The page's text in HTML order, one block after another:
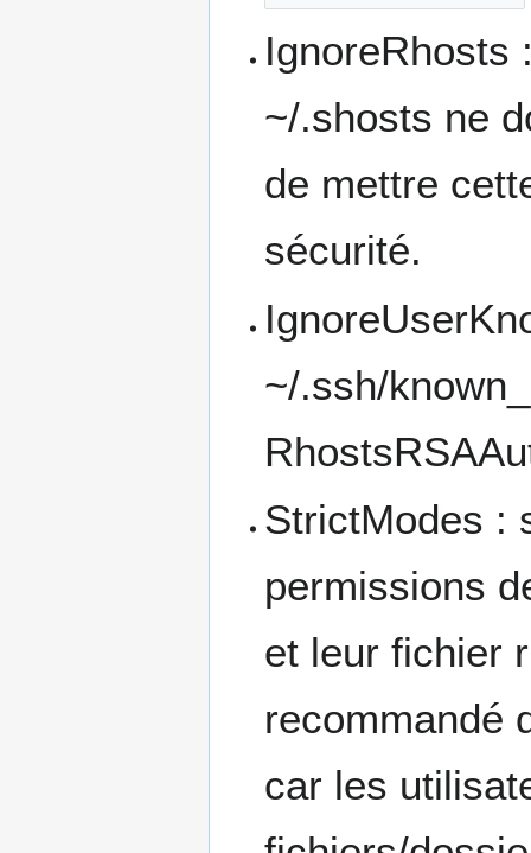
IgnoreRhosts
~/.shosts ne
de mettre
sécurité.
~/.ssh/
StrictModes :
permissions
et leur fichier
recommandé
car les